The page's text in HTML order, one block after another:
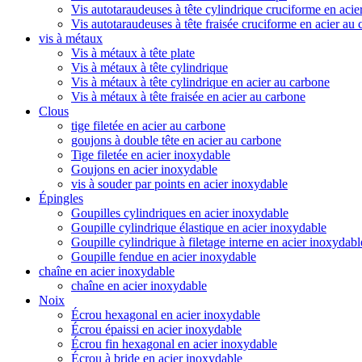
Vis autotaraudeuses à tête cylindrique cruciforme en
Vis autotaraudeuses à tête fraisée cruciforme en acier au
vis à métaux
Vis à métaux à tête plate
Vis à métaux à tête cylindrique
Vis à métaux à tête cylindrique en acier au carbone
Vis à métaux à tête fraisée en acier au carbone
Clous
tige filetée en acier au carbone
goujons à double tête en acier au carbone
Tige filetée en acier inoxydable
Goujons en acier inoxydable
vis à souder par points en acier inoxydable
Épingles
Goupilles cylindriques en acier inoxydable
Goupille cylindrique élastique en acier inoxydable
Goupille cylindrique à filetage interne en acier
Goupille fendue en acier inoxydable
chaîne en acier inoxydable
chaîne en acier inoxydable
Noix
Écrou hexagonal en acier inoxydable
Écrou épaissi en acier inoxydable
Écrou fin hexagonal en acier inoxydable
Écrou à bride en acier inoxydable